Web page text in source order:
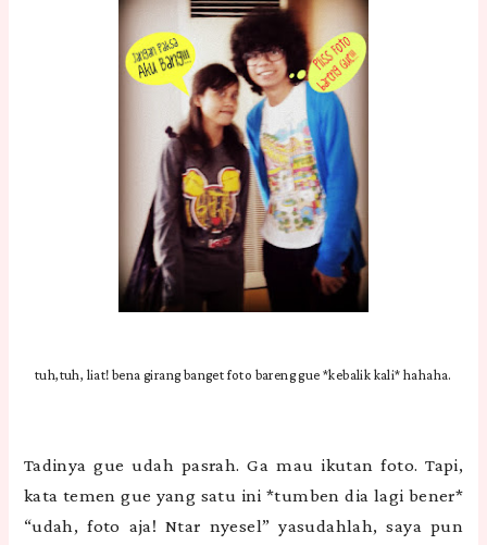
tuh,tuh, liat! bena girang banget foto bareng gue *kebalik kali* hahaha.
Tadinya gue udah pasrah. Ga mau ikutan foto. Tapi,
kata temen gue yang satu ini *tumben dia lagi bener*
“udah, foto aja! Ntar nyesel” yasudahlah, saya pun